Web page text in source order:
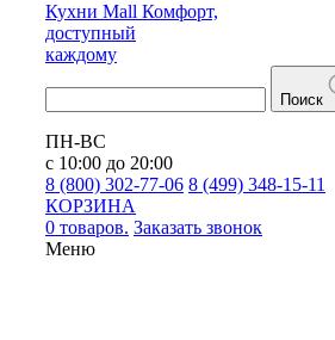
Кухни Mall Комфорт,
доступный
каждому
Поиск
ПН-ВС
с 10:00 до 20:00
8 (800) 302-77-06 8 (499) 348-15-11
КОРЗИНА
0 товаров. Заказать звонок
Меню